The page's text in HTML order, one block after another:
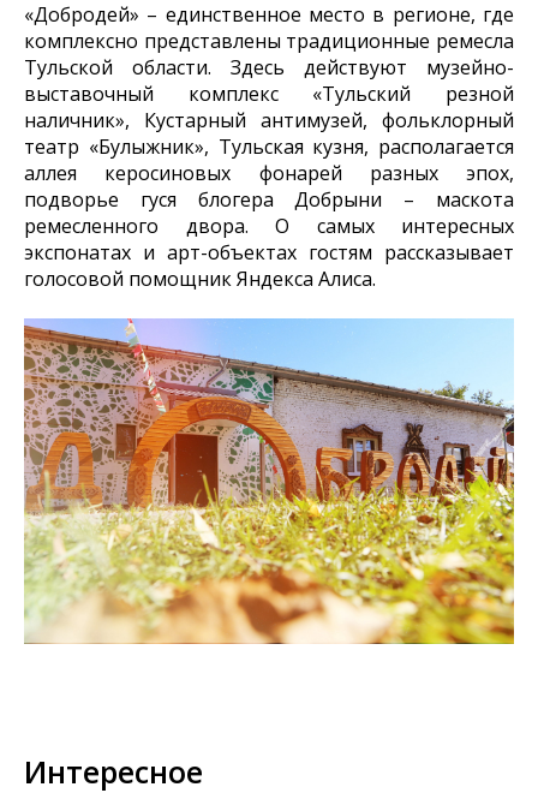
«Добродей» – единственное место в регионе, где
комплексно представлены традиционные ремесла
Тульской области. Здесь действуют музейно-
выставочный комплекс «Тульский резной
наличник», Кустарный антимузей, фольклорный
театр «Булыжник», Тульская кузня, располагается
аллея керосиновых фонарей разных эпох,
подворье гуся блогера Добрыни – маскота
ремесленного двора. О самых интересных
экспонатах и арт-объектах гостям рассказывает
голосовой помощник Яндекса Алиса.
Интересное